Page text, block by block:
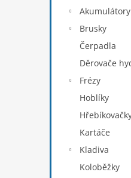
Brusky
Čerpadla
Děrovače
Frézy
Hoblíky
Kartáče
Kladiva
Koloběžky